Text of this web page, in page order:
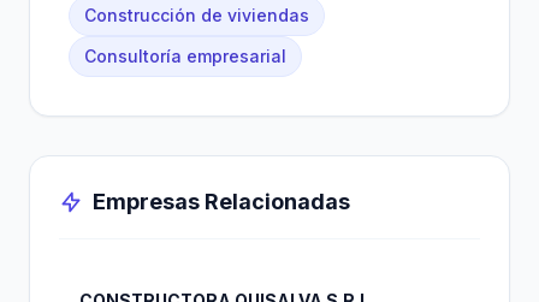
Construcción de viviendas
Consultoría empresarial
Empresas Relacionadas